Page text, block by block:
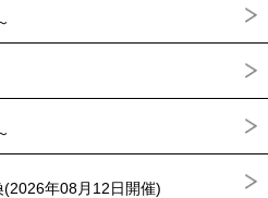
年08月12日開催)